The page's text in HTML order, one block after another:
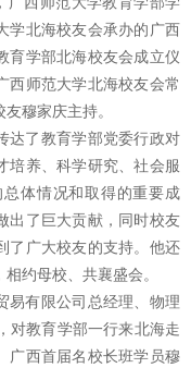
学北海校友会承办的广西
育学部北海校友会成立仪
西师范大学北海校友会常
穆家庆主持。
达了教育学部党委行政对
培养、科学研究、社会服
体情况和取得的重要成
出了巨大贡献，同时校友
了广大校友的支持。他还
约母校、共襄盛会。
易有限公司总经理、物理
对教育学部一行来北海走
广西首届名校长班学员穆